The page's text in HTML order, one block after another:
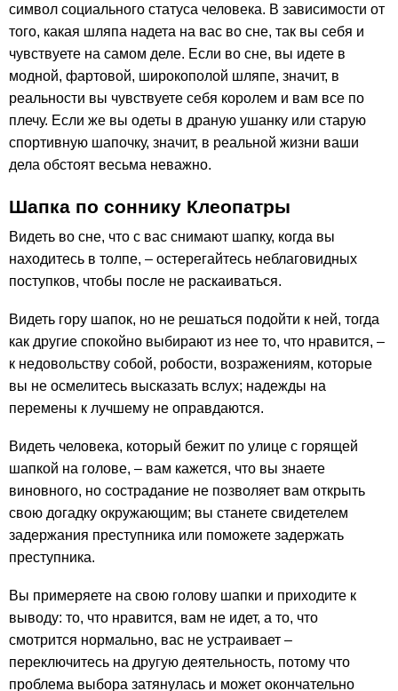
символ социального статуса человека. В зависимости от
того, какая шляпа надета на вас во сне, так вы себя и
чувствуете на самом деле. Если во сне, вы идете в
модной, фартовой, широкополой шляпе, значит, в
реальности вы чувствуете себя королем и вам все по
плечу. Если же вы одеты в драную ушанку или старую
спортивную шапочку, значит, в реальной жизни ваши
дела обстоят весьма неважно.
Шапка по соннику Клеопатры
Видеть во сне, что с вас снимают шапку, когда вы
находитесь в толпе, – остерегайтесь неблаговидных
поступков, чтобы после не раскаиваться.
Видеть гору шапок, но не решаться подойти к ней, тогда
как другие спокойно выбирают из нее то, что нравится, –
к недовольству собой, робости, возражениям, которые
вы не осмелитесь высказать вслух; надежды на
перемены к лучшему не оправдаются.
Видеть человека, который бежит по улице с горящей
шапкой на голове, – вам кажется, что вы знаете
виновного, но сострадание не позволяет вам открыть
свою догадку окружающим; вы станете свидетелем
задержания преступника или поможете задержать
преступника.
Вы примеряете на свою голову шапки и приходите к
выводу: то, что нравится, вам не идет, а то, что
смотрится нормально, вас не устраивает –
переключитесь на другую деятельность, потому что
проблема выбора затянулась и может окончательно